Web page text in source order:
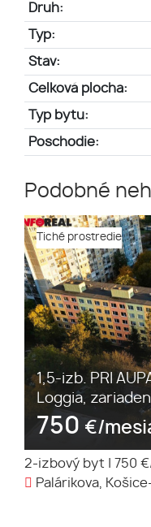
Druh:
Typ:
Stav:
Celková plocha:
Typ bytu:
Poschodie:
Podobné
Tiché prostredie
1,5-izb. PRI
Loggia,
750 €/
2-izbový byt
750
Palárikova,